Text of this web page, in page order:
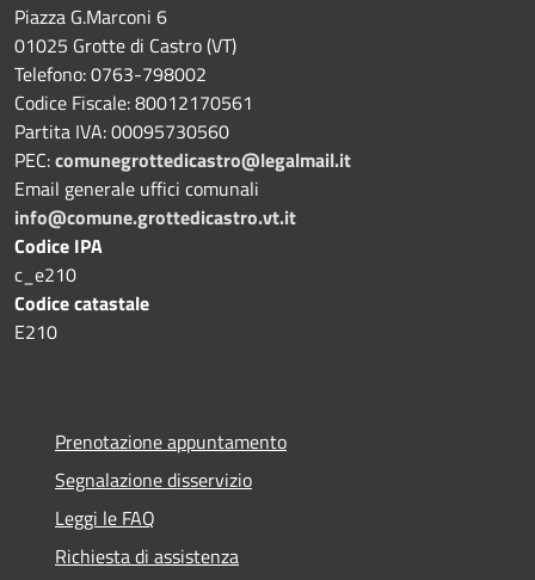
Piazza G.Marconi 6
01025 Grotte di Castro (VT)
Telefono: 0763-798002
Codice Fiscale: 80012170561
Partita IVA: 00095730560
PEC:comunegrottedicastro@legalmail.it
Email generale uffici comunali
info@comune.grottedicastro.vt.it
Codice IPA
c_e210
Codice catastale
E210
Prenotazione appuntamento
Segnalazione disservizio
Leggi le FAQ
Richiesta di assistenza